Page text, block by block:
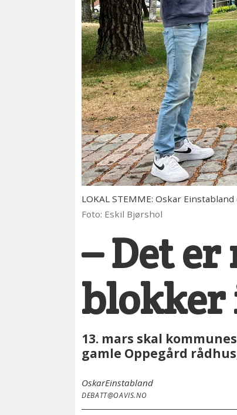
LOKAL STEMME: Oskar
Foto: Eskil Bjørshol
– Det
blokker
13. mars skal
gamle Oppegård
OskarEinstabland
DEBATT@OAVIS.NO